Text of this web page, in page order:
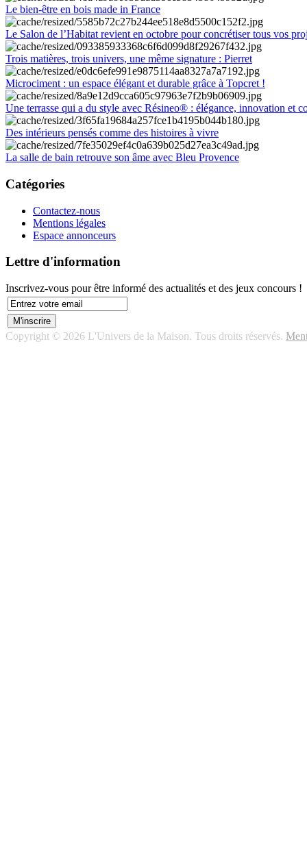
Le bien-être en bois made in France
Le Salon de l’Habitat revient en octobre pour concrétiser tous vos
Trois matières, trois univers, une même signature : Pierret
Microciment : un espace élégant et durable grâce à Topcret !
Une terrasse qui a du style avec Résineo® : élégance, innovation et
Des intérieurs pensés comme des histoires à vivre
La salle de bain retrouve son âme avec Bleu Provence
Catégories
Contactez-nous
Mentions légales
Espace annonceurs
Lettre d'information
Inscrivez-vous pour être informé des actualités et des jeux concours !
Copyright © 2026 L'Univers de la Maison. Tous droits réservés.